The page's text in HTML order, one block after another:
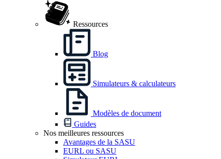
Ressources
Blog
Simulateurs & calculateurs
Modèles de document
Guides
Nos meilleures ressources
Avantages de la SASU
EURL ou SASU